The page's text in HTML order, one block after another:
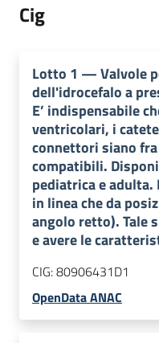
Cig
Lotto 1 —Valvole
dell'idrocefalo a
E’ indispensabile
ventricolari, i
connettori siano
compatibili.
pediatrica e
in linea che da
angolo retto). Tale
e avere le
CIG:80906431D1
OpenData ANAC